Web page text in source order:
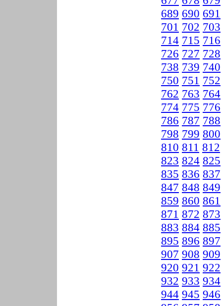
689 690 691
701 702 703
714 715 716
726 727 728
738 739 740
750 751 752
762 763 764
774 775 776
786 787 788
798 799 800
810 811 812
823 824 825
835 836 837
847 848 849
859 860 861
871 872 873
883 884 885
895 896 897
907 908 909
920 921 922
932 933 934
944 945 946